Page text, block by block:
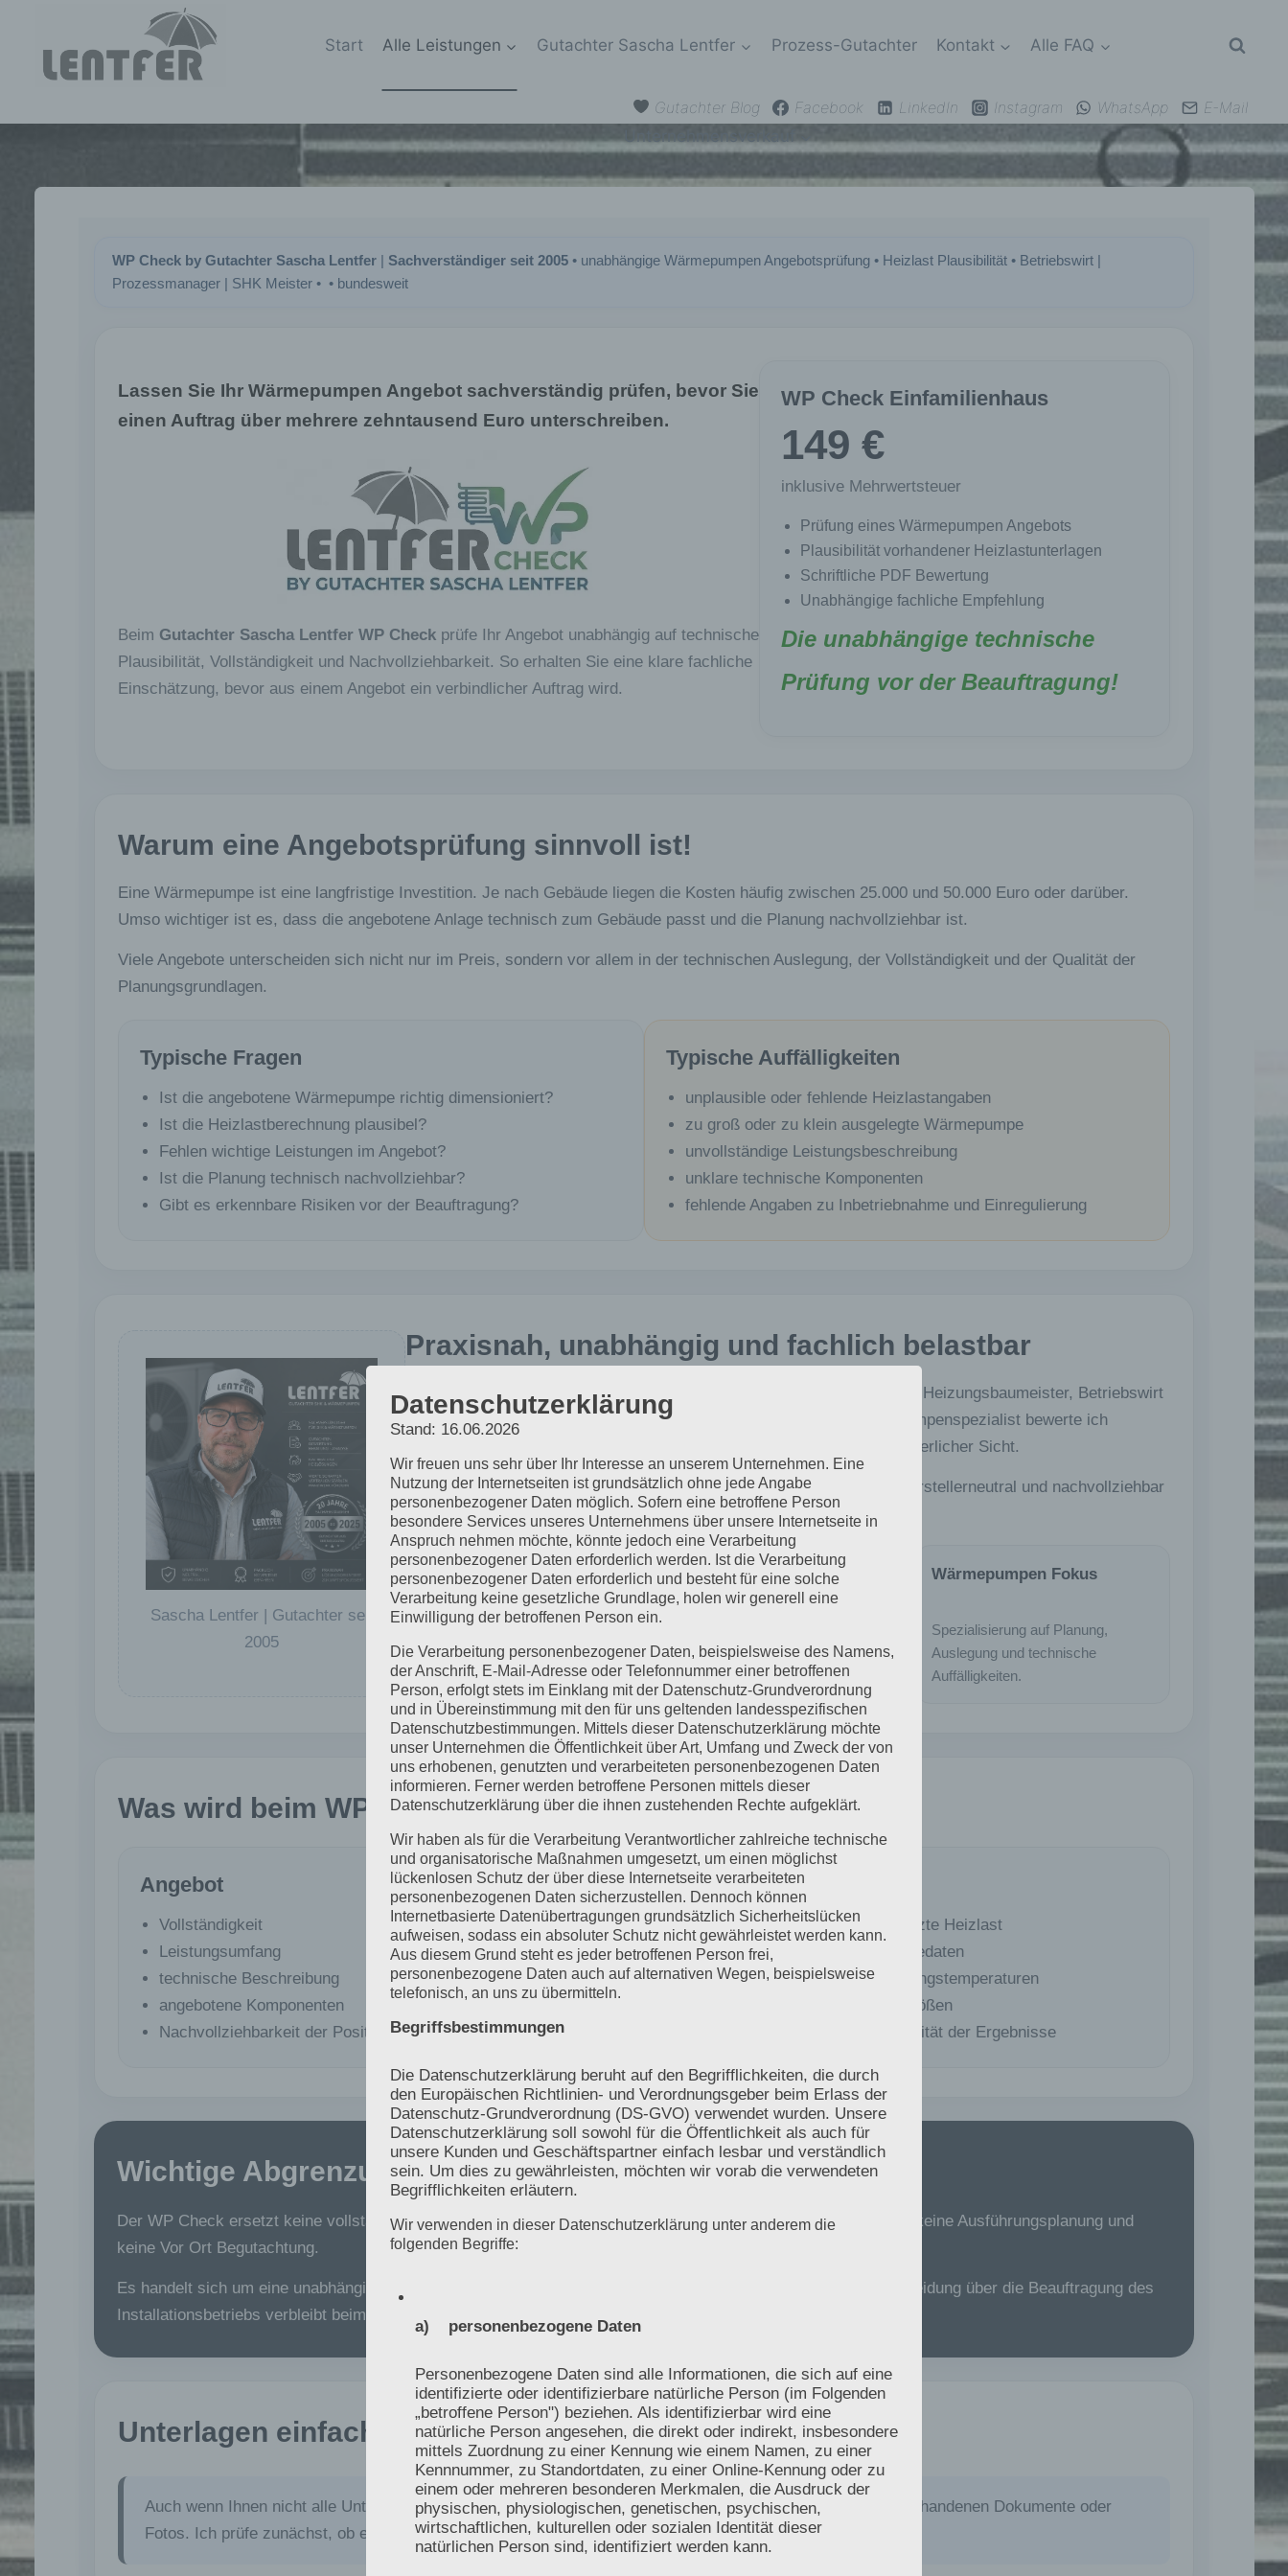
Start Alle Leistungen Gutachter Sascha Lentfer Prozess-Gutachter Kontakt Alle FAQ
Unternehmensverkauf
Gutachter Blog Facebook LinkedIn Instagram WhatsApp E-Mail
WP Check by Gutachter Sascha Lentfer | Sachverständiger seit 2005 • unabhängige Wärmepumpen Angebotsprüfung • Heizlast Plausibilität • Betriebswirt |
Prozessmanager | SHK Meister • • bundesweit
Lassen Sie Ihr Wärmepumpen Angebot sachverständig prüfen, bevor Sie
einen Auftrag über mehrere zehntausend Euro unterschreiben.
Beim Gutachter Sascha Lentfer WP Check prüfe Ihr Angebot unabhängig auf technische
Plausibilität, Vollständigkeit und Nachvollziehbarkeit. So erhalten Sie eine klare fachliche
Einschätzung, bevor aus einem Angebot ein verbindlicher Auftrag wird.
WP Check Einfamilienhaus
149 €
inklusive Mehrwertsteuer
Prüfung eines Wärmepumpen Angebots
Plausibilität vorhandener Heizlastunterlagen
Schriftliche PDF Bewertung
Unabhängige fachliche Empfehlung
Die unabhängige technische
Prüfung vor der Beauftragung!
Warum eine Angebotsprüfung sinnvoll ist!
Eine Wärmepumpe ist eine langfristige Investition. Je nach Gebäude liegen die Kosten häufig zwischen 25.000 und 50.000 Euro oder darüber.
Umso wichtiger ist es, dass die angebotene Anlage technisch zum Gebäude passt und die Planung nachvollziehbar ist.
Viele Angebote unterscheiden sich nicht nur im Preis, sondern vor allem in der technischen Auslegung, der Vollständigkeit und der Qualität der
Planungsgrundlagen.
Typische Fragen
Ist die angebotene Wärmepumpe richtig dimensioniert?
Ist die Heizlastberechnung plausibel?
Fehlen wichtige Leistungen im Angebot?
Ist die Planung technisch nachvollziehbar?
Gibt es erkennbare Risiken vor der Beauftragung?
Typische Auffälligkeiten
unplausible oder fehlende Heizlastangaben
zu groß oder zu klein ausgelegte Wärmepumpe
unvollständige Leistungsbeschreibung
unklare technische Komponenten
fehlende Angaben zu Inbetriebnahme und Einregulierung
Sascha Lentfer | Gutachter seit
2005
Praxisnah, unabhängig und fachlich belastbar
Seit 2005 bin ich gutachterlich im SHK Umfeld tätig. Als Installateur und Heizungsbaumeister, Betriebswirt
des Handwerks, geprüfter Sachverständiger und langjähriger Wärmepumpenspezialist bewerte ich
Angebote nicht aus Vertriebssicht, sondern aus technischer und gutachterlicher Sicht.
Meine Bewertung erfolgt unabhängig vom ausführenden Fachbetrieb, herstellerneutral und nachvollziehbar
auf Grundlage der eingereichten Unterlagen.
Gutachter seit 2005
Langjährige Erfahrung in der
technischen Bewertung von
Heizungsanlagen.
SHK Meister
und technische Tiefe.
Wärmepumpen Fokus
Spezialisierung auf Planung,
Auslegung und technische
Auffälligkeiten.
Was wird beim WP Check geprüft?
Angebot
Vollständigkeit
Leistungsumfang
technische Beschreibung
angebotene Komponenten
Nachvollziehbarkeit der Positionen
Wärmepumpe
Gerätegröße
Leistungsbereich
Geräteauswahl
technische Eignung
angesetzte Heizlast
Gebäudedaten
Auslegungstemperaturen
Raumgrößen
Plausibilität der Ergebnisse
Wichtige Abgrenzung
Der WP Check ersetzt keine vollständige Planung, keine vollständige Heizlastberechnung nach DIN EN 12831, keine Ausführungsplanung und
keine Vor Ort Begutachtung.
Es handelt sich um eine unabhängige technische Plausibilitätsprüfung der eingereichten Unterlagen. Die Entscheidung über die Beauftragung des
Installationsbetriebs verbleibt beim Auftraggeber.
Unterlagen einfach digital übermitteln
Auch wenn Ihnen nicht alle Unterlagen vorliegen, ist eine Prüfung häufig möglich. Senden Sie einfach die vorhandenen Dokumente oder
Fotos. Ich prüfe zunächst, ob eine fundierte technische Bewertung durchgeführt werden kann.
Datenschutzerklärung
Stand: 16.06.2026
Wir freuen uns sehr über Ihr Interesse an unserem Unternehmen. Eine
Nutzung der Internetseiten ist grundsätzlich ohne jede Angabe
personenbezogener Daten möglich. Sofern eine betroffene Person
besondere Services unseres Unternehmens über unsere Internetseite in
Anspruch nehmen möchte, könnte jedoch eine Verarbeitung
personenbezogener Daten erforderlich werden. Ist die Verarbeitung
personenbezogener Daten erforderlich und besteht für eine solche
Verarbeitung keine gesetzliche Grundlage, holen wir generell eine
Einwilligung der betroffenen Person ein.
Die Verarbeitung personenbezogener Daten, beispielsweise des Namens,
der Anschrift, E-Mail-Adresse oder Telefonnummer einer betroffenen
Person, erfolgt stets im Einklang mit der Datenschutz-Grundverordnung
und in Übereinstimmung mit den für uns geltenden landesspezifischen
Datenschutzbestimmungen. Mittels dieser Datenschutzerklärung möchte
unser Unternehmen die Öffentlichkeit über Art, Umfang und Zweck der von
uns erhobenen, genutzten und verarbeiteten personenbezogenen Daten
informieren. Ferner werden betroffene Personen mittels dieser
Datenschutzerklärung über die ihnen zustehenden Rechte aufgeklärt.
Wir haben als für die Verarbeitung Verantwortlicher zahlreiche technische
und organisatorische Maßnahmen umgesetzt, um einen möglichst
lückenlosen Schutz der über diese Internetseite verarbeiteten
personenbezogenen Daten sicherzustellen. Dennoch können
Internetbasierte Datenübertragungen grundsätzlich Sicherheitslücken
aufweisen, sodass ein absoluter Schutz nicht gewährleistet werden kann.
Aus diesem Grund steht es jeder betroffenen Person frei,
personenbezogene Daten auch auf alternativen Wegen, beispielsweise
telefonisch, an uns zu übermitteln.
Begriffsbestimmungen
Die Datenschutzerklärung beruht auf den Begrifflichkeiten, die durch
den Europäischen Richtlinien- und Verordnungsgeber beim Erlass der
Datenschutz-Grundverordnung (DS-GVO) verwendet wurden. Unsere
Datenschutzerklärung soll sowohl für die Öffentlichkeit als auch für
unsere Kunden und Geschäftspartner einfach lesbar und verständlich
sein. Um dies zu gewährleisten, möchten wir vorab die verwendeten
Begrifflichkeiten erläutern.
Wir verwenden in dieser Datenschutzerklärung unter anderem die
folgenden Begriffe:
a) personenbezogene Daten
Personenbezogene Daten sind alle Informationen, die sich auf eine
identifizierte oder identifizierbare natürliche Person (im Folgenden
„betroffene Person") beziehen. Als identifizierbar wird eine
natürliche Person angesehen, die direkt oder indirekt, insbesondere
mittels Zuordnung zu einer Kennung wie einem Namen, zu einer
Kennnummer, zu Standortdaten, zu einer Online-Kennung oder zu
einem oder mehreren besonderen Merkmalen, die Ausdruck der
physischen, physiologischen, genetischen, psychischen,
wirtschaftlichen, kulturellen oder sozialen Identität dieser
natürlichen Person sind, identifiziert werden kann.